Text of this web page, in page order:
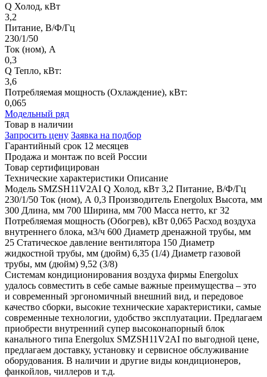
Q Холод, кВт
3,2
Питание, В/Ф/Гц
230/1/50
Ток (ном), А
0,3
Q Тепло, кВт:
3,6
Потребляемая мощность (Охлаждение), кВт:
0,065
Модельный ряд
Товар в наличии
Запросить цену Заявка на подбор
Гарантийный срок 12 месяцев
Продажа и монтаж по всей России
Товар сертифицирован
Технические характеристики Описание
Модель SMZSH11V2AI Q Холод, кВт 3,2 Питание, В/Ф/Гц
230/1/50 Ток (ном), А 0,3 Производитель Energolux Высота, мм
300 Длина, мм 700 Ширина, мм 700 Масса нетто, кг 32
Потребляемая мощность (Обогрев), кВт 0,065 Расход воздуха
внутреннего блока, м3/ч 600 Диаметр дренажной трубы, мм
25 Статическое давление вентилятора 150 Диаметр
жидкостной трубы, мм (дюйм) 6,35 (1/4) Диаметр газовой
трубы, мм (дюйм) 9,52 (3/8)
Системам кондиционирования воздуха фирмы Energolux
удалось совместить в себе самые важные преимущества – это
и современный эргономичный внешний вид, и передовое
качество сборки, высокие технические характеристики, самые
современные технологии, удобство эксплуатации. Предлагаем
приобрести внутренний супер высоконапорный блок
канального типа Energolux SMZSH11V2AI по выгодной цене,
предлагаем доставку, установку и сервисное обслуживание
оборудования. В наличии и другие виды кондиционеров,
фанкойлов, чиллеров и т.д.